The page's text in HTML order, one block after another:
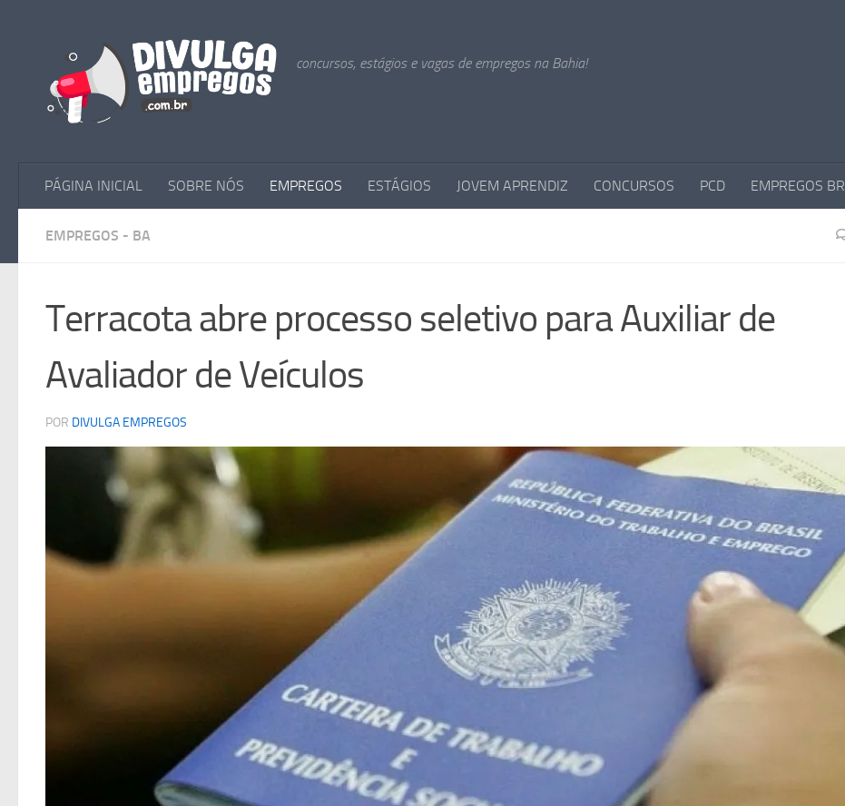
concursos, estágios e vagas de empregos na Bahia!
PÁGINA INICIAL SOBRE NÓS EMPREGOS ESTÁGIOS JOVEM APRENDIZ CONCURSOS PCD EMPREGOS BR
EMPREGOS - BA
Terracota abre processo seletivo para Auxiliar de
Avaliador de Veículos
POR DIVULGA EMPREGOS